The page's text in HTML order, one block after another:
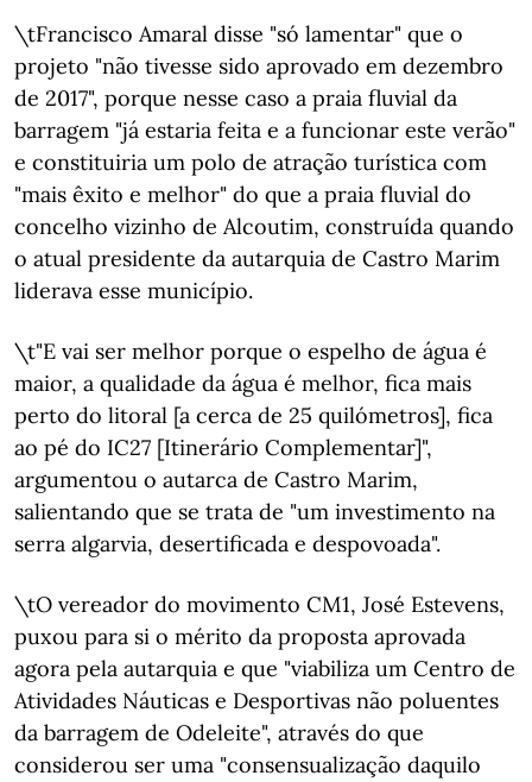
\tFrancisco Amaral disse "só lamentar" que o
projeto "não tivesse sido aprovado em dezembro
de 2017", porque nesse caso a praia fluvial da
barragem "já estaria feita e a funcionar este verão"
e constituiria um polo de atração turística com
"mais êxito e melhor" do que a praia fluvial do
concelho vizinho de Alcoutim, construída quando
o atual presidente da autarquia de Castro Marim
liderava esse município.
\t"E vai ser melhor porque o espelho de água é
maior, a qualidade da água é melhor, fica mais
perto do litoral [a cerca de 25 quilómetros], fica
ao pé do IC27 [Itinerário Complementar]",
argumentou o autarca de Castro Marim,
salientando que se trata de "um investimento na
serra algarvia, desertificada e despovoada".
\tO vereador do movimento CM1, José Estevens,
puxou para si o mérito da proposta aprovada
agora pela autarquia e que "viabiliza um Centro de
Atividades Náuticas e Desportivas não poluentes
da barragem de Odeleite", através do que
considerou ser uma "consensualização daquilo